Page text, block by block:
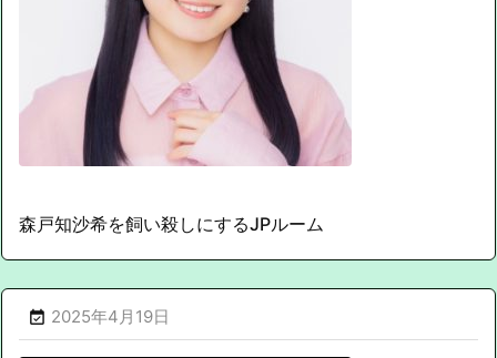
森戸知沙希を飼い殺しにするJPルーム
 2025年4月19日